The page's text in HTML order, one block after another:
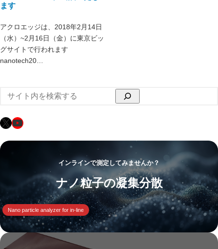
ます
アクロエッジは、2018年2月14日
（水）~2月16日（金）に東京ビッ
グサイトで行われます
nanotech20…
検
索
X YouTube
インラインで測定してみませんか？
ナノ粒子の凝集分散
Nano particle analyzer for in-line